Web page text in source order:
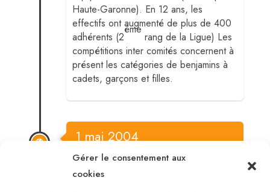
Gérer le consentement aux
cookies
Haute-Garonne). En 12 ans, les
effectifs ont augmenté de plus de 400
adhérents (2
ème
rang de la Ligue) Les
compétitions inter comités concernent à
présent les catégories de benjamins à
cadets, garçons et filles.
AG 2004 à CAPDENAC
1 mai 2004